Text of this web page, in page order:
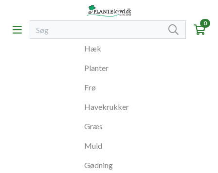
0
Hæk
Planter
Frø
Havekrukker
Græs
Muld
Gødning